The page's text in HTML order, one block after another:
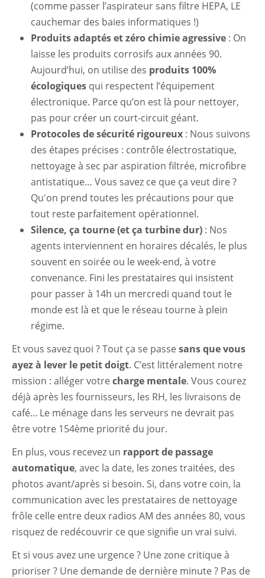
(comme passer l’aspirateur sans filtre HEPA, LE
cauchemar des baies informatiques !)
Produits adaptés et zéro chimie agressive : On
laisse les produits corrosifs aux années 90.
Aujourd’hui, on utilise des produits 100%
écologiques qui respectent l’équipement
électronique. Parce qu’on est là pour nettoyer,
pas pour créer un court-circuit géant.
Protocoles de sécurité rigoureux : Nous suivons
des étapes précises : contrôle électrostatique,
nettoyage à sec par aspiration filtrée, microfibre
antistatique… Vous savez ce que ça veut dire ?
Qu'on prend toutes les précautions pour que
tout reste parfaitement opérationnel.
Silence, ça tourne (et ça turbine dur) : Nos
agents interviennent en horaires décalés, le plus
souvent en soirée ou le week-end, à votre
convenance. Fini les prestataires qui insistent
pour passer à 14h un mercredi quand tout le
monde est là et que le réseau tourne à plein
régime.
Et vous savez quoi ? Tout ça se passe sans que vous
ayez à lever le petit doigt. C’est littéralement notre
mission : alléger votre charge mentale. Vous courez
déjà après les fournisseurs, les RH, les livraisons de
café... Le ménage dans les serveurs ne devrait pas
être votre 154ème priorité du jour.
En plus, vous recevez un rapport de passage
automatique, avec la date, les zones traitées, des
photos avant/après si besoin. Si, dans votre coin, la
communication avec les prestataires de nettoyage
frôle celle entre deux radios AM des années 80, vous
risquez de redécouvrir ce que signifie un vrai suivi.
Et si vous avez une urgence ? Une zone critique à
prioriser ? Une demande de dernière minute ? Pas de